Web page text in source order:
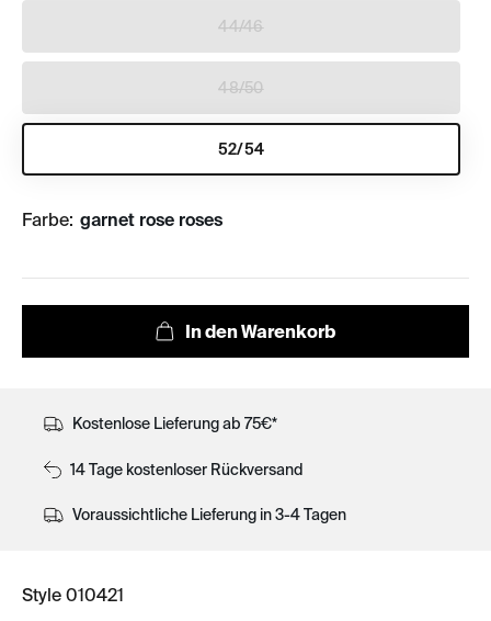
44/46
48/50
52/54
Farbe: garnet rose roses
Kostenlose Lieferung ab 75€*
14 Tage kostenloser Rückversand
Voraussichtliche Lieferung in 3-4 Tagen
Style 010421